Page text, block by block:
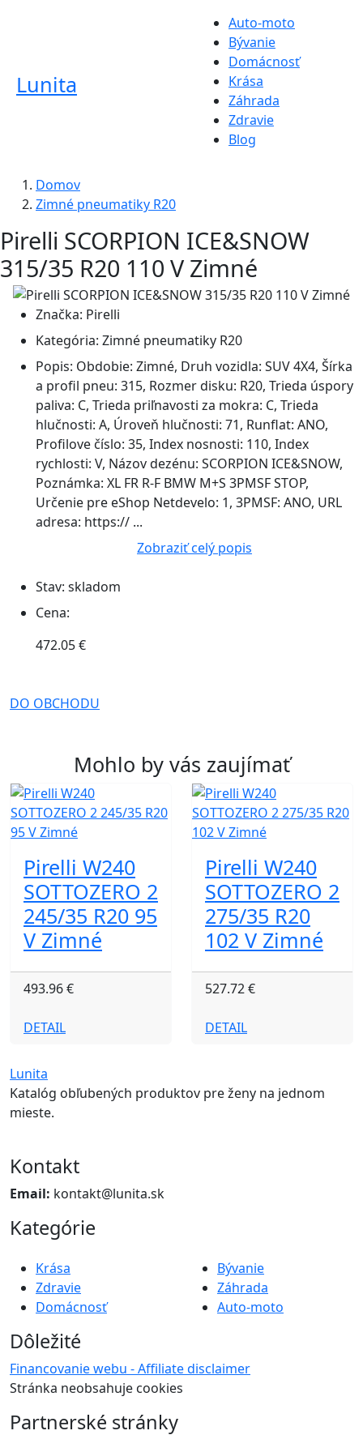
Lunita
Auto-moto
Bývanie
Domácnosť
Krása
Záhrada
Zdravie
Blog
Domov
Zimné pneumatiky R20
Pirelli SCORPION ICE&SNOW
315/35 R20 110 V Zimné
Značka: Pirelli
Kategória: Zimné pneumatiky R20
Popis: Obdobie: Zimné, Druh vozidla: SUV 4X4, Šírka
a profil pneu: 315, Rozmer disku: R20, Trieda úspory
paliva: C, Trieda priľnavosti za mokra: C, Trieda
hlučnosti: A, Úroveň hlučnosti: 71, Runflat: ANO,
Profilove číslo: 35, Index nosnosti: 110, Index
rychlosti: V, Názov dezénu: SCORPION ICE&SNOW,
Poznámka: XL FR R-F BMW M+S 3PMSF STOP,
Určenie pre eShop Netdevelo: 1, 3PMSF: ANO, URL
adresa: https:// ...
Zobraziť celý popis
Stav: skladom
Cena:
472.05 €
DO OBCHODU
Mohlo by vás zaujímať
Pirelli W240
SOTTOZERO 2
245/35 R20 95
V Zimné
493.96 €
DETAIL
Pirelli W240
SOTTOZERO 2
275/35 R20
102 V Zimné
527.72 €
DETAIL
Lunita
Katalóg obľubených produktov pre ženy na jednom
mieste.
Kontakt
Email: kontakt@lunita.sk
Kategórie
Krása
Zdravie
Domácnosť
Bývanie
Záhrada
Auto-moto
Dôležité
Financovanie webu - Affiliate disclaimer
Stránka neobsahuje cookies
Partnerské stránky